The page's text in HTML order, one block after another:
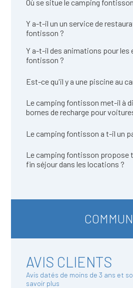
Où se situe le camping
Y a-t-il un un service de
fontisson ?
Y a-t-il des animations pour les
fontisson ?
Est-ce qu'il y a une piscine au
Le camping fontisson met-il à
bornes de recharge pour
Le camping fontisson a t-il un
Le camping fontisson propose
fin séjour dans les locations ?
AVIS CLIENTS
Avis datés de moins de 3 ans et
savoir plus